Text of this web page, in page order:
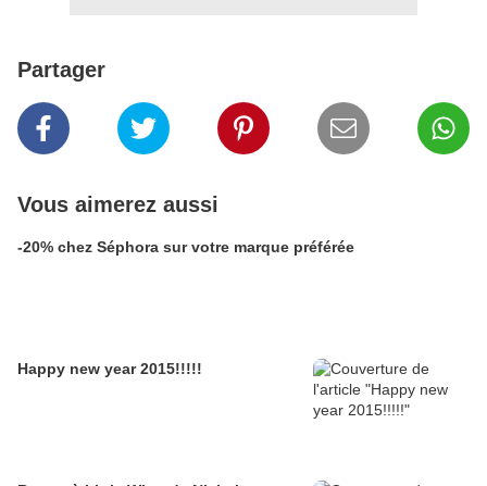
Partager
Vous aimerez aussi
-20% chez Séphora sur votre marque préférée
Happy new year 2015!!!!!